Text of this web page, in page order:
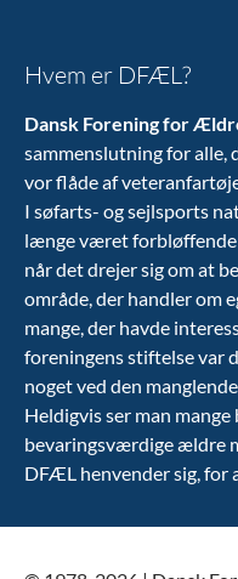
Hvem er DFÆL?
Dansk Forening for
sammenslutning for alle,
vor flåde af
I søfarts- og sejlsports
længe været forbløffende
når det drejer sig om at
område, der handler om
mange, der havde
foreningens stiftelse var
noget ved den
Heldigvis ser man
bevaringsværdige ældre
DFÆL henvender sig, for